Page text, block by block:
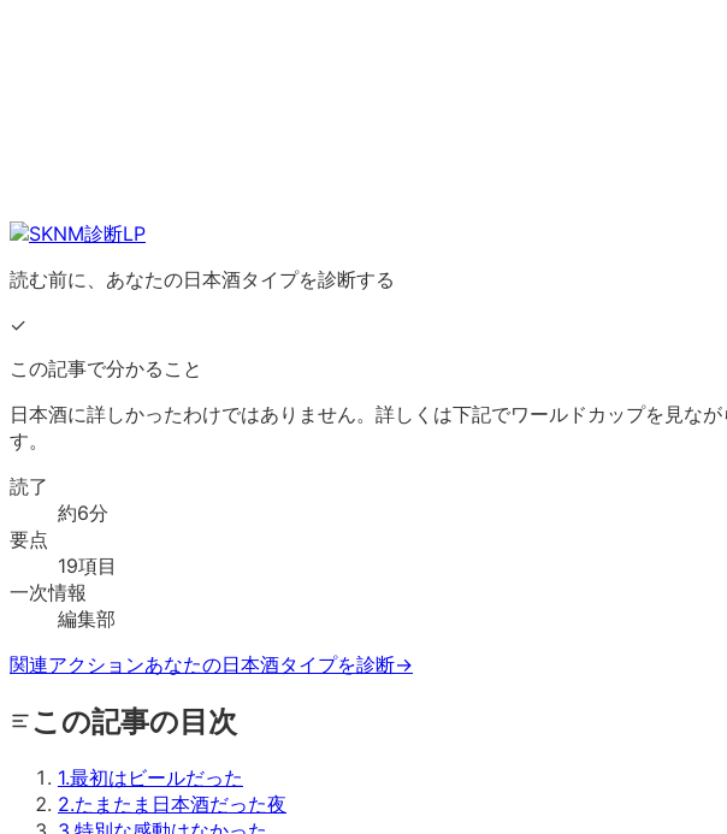
読む前に、あなたの日本酒タイプを診断する
✓
この記事で分かること
日本酒に詳しかったわけではありません。詳しくは下記でワールドカップを見な
す。
読了
約6分
要点
19項目
一次情報
編集部
関連アクションあなたの日本酒タイプを診断→
この記事の目次
1.最初はビールだった
2.たまたま日本酒だった夜